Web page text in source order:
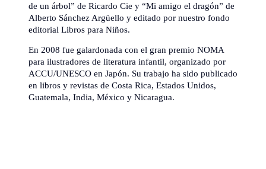
de un árbol” de Ricardo Cie y “Mi amigo el dragón” de
Alberto Sánchez Argüello y editado por nuestro fondo
editorial Libros para Niños.
En 2008 fue galardonada con el gran premio NOMA
para ilustradores de literatura infantil, organizado por
ACCU/UNESCO en Japón. Su trabajo ha sido publicado
en libros y revistas de Costa Rica, Estados Unidos,
Guatemala, India, México y Nicaragua.